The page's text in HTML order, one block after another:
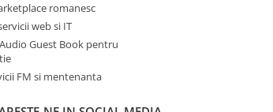
romanesc
web si IT
Guest Book pentru
FM si mentenanta